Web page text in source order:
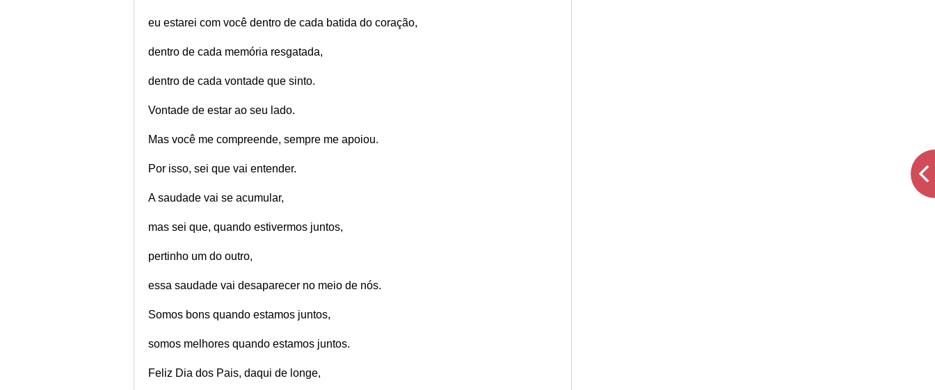
eu estarei com você dentro de cada batida do coração,
dentro de cada memória resgatada,
dentro de cada vontade que sinto.
Vontade de estar ao seu lado.
Mas você me compreende, sempre me apoiou.
Por isso, sei que vai entender.
A saudade vai se acumular,
mas sei que, quando estivermos juntos,
pertinho um do outro,
essa saudade vai desaparecer no meio de nós.
Somos bons quando estamos juntos,
somos melhores quando estamos juntos.
Feliz Dia dos Pais, daqui de longe,